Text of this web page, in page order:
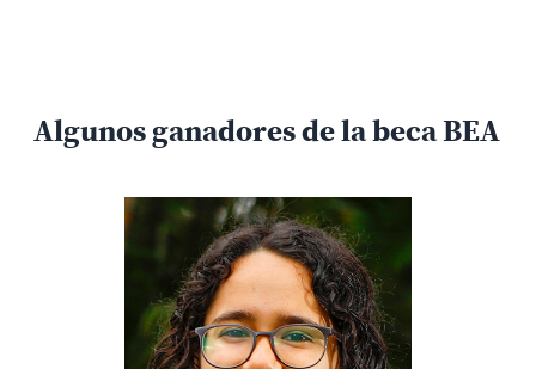
Algunos ganadores de la beca BEA